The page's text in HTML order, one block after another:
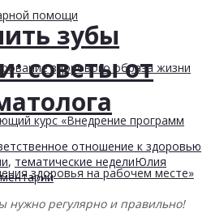
помощи
здорового образа жизни
курс «Внедрение программ
здоровья на рабочем месте»
зубы
советы от
отношение к здоровью
, тематические неделиЮлия
нужно регулярно и правильно!